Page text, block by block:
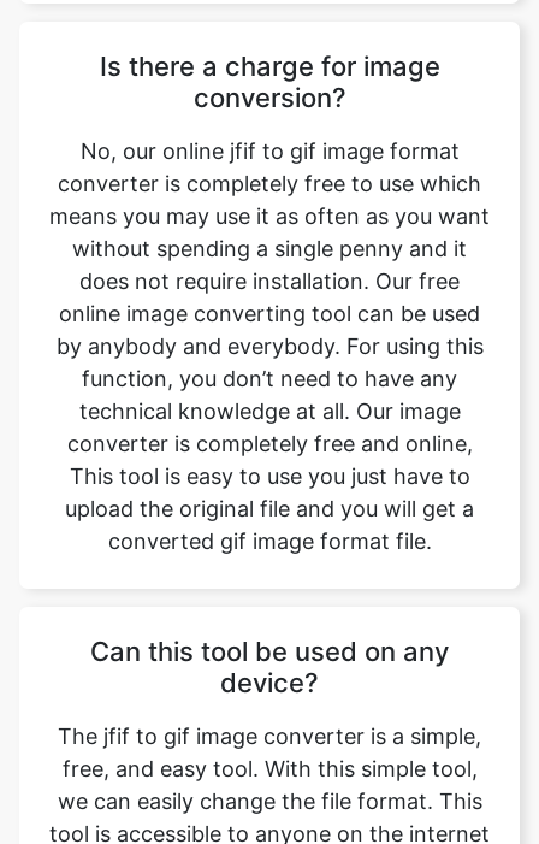
converter is completely free to use which
means you may use it as often as you want
without spending a single penny and it
does not require installation. Our free
online image converting tool can be used
by anybody and everybody. For using this
function, you don’t need to have any
technical knowledge at all. Our image
converter is completely free and online,
This tool is easy to use you just have to
upload the original file and you will get a
converted gif image format file.
Can this tool be used on any
free, and easy tool. With this simple tool,
we can easily change the file format. This
tool is accessible to anyone on the internet
and may be used on any device. Our main
aim is to make our users' lives easier.
Converting image from jfif to gif format